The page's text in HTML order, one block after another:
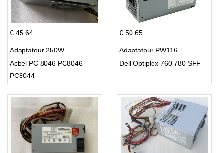
€ 45.64
Adaptateur 250W
Acbel PC 8046 PC8046
PC8044
€ 50.65
Adaptateur PW116
Dell Optiplex 760 780 SFF